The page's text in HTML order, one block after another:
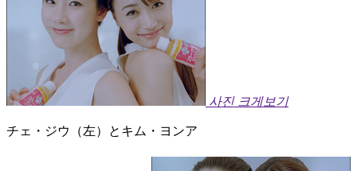
사진 크게보기
チェ・ジウ（左）とキム・ヨンア